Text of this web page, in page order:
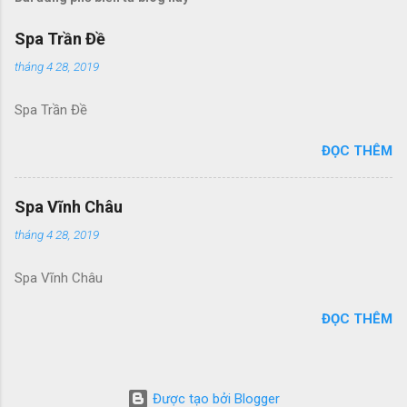
Spa Trần Đề
tháng 4 28, 2019
Spa Trần Đề
ĐỌC THÊM
Spa Vĩnh Châu
tháng 4 28, 2019
Spa Vĩnh Châu
ĐỌC THÊM
Được tạo bởi Blogger